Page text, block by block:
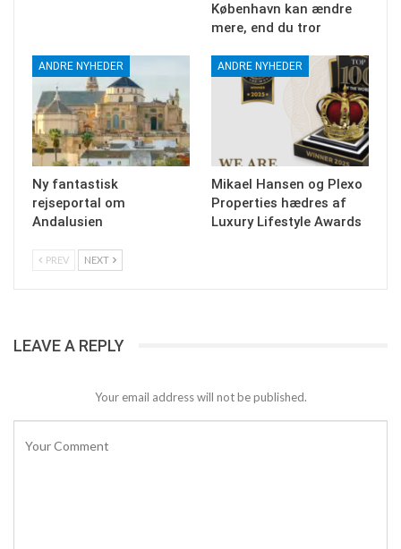
København kan ændre
mere, end du tror
ANDRE NYHEDER
Ny fantastisk
rejseportal om
Andalusien
ANDRE NYHEDER
Mikael Hansen og Plexo
Properties hædres af
Luxury Lifestyle Awards
PREV NEXT
LEAVE A REPLY
Your email address will not be published.